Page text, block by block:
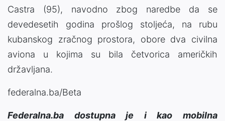
Castra (95), navodno zbog naredbe da se
devedesetih godina prošlog stoljeća, na rubu
kubanskog zračnog prostora, obore dva civilna
aviona u kojima su bila četvorica američkih
državljana.
federalna.ba/Beta
Federalna.ba dostupna je i kao mobilna